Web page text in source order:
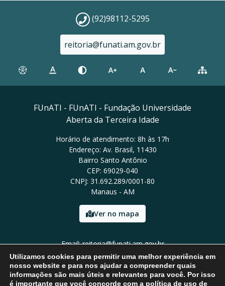
(92)98112-5295
reitoria@funati.am.gov.br
FUnATI - FUnATI - Fundação Universidade
Aberta da Terceira Idade
Horário de atendimento: 8h às 17h
Endereço: Av. Brasil, 11430
Bairro Santo Antônio
CEP: 69029-040
CNPJ: 31.692.289/0001-80
Manaus - AM
Ver no mapa
Email: reitoria@funati.am.gov.br
Tel: (92)98112-5295
Utilizamos cookies para permitir uma melhor experiência em
nosso website e para nos ajudar a compreender quais
informações são mais úteis e relevantes para você. Por isso
é importante que você concorde com a política de uso de